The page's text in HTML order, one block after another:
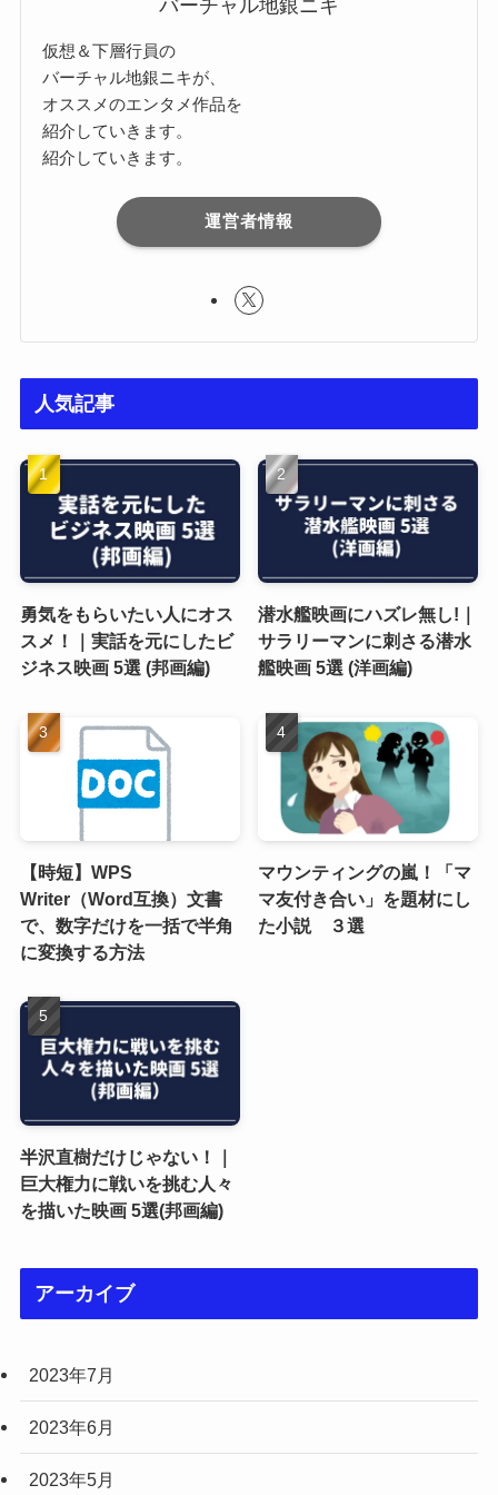
バーチャル地銀ニキ
仮想＆下層行員の
バーチャル地銀ニキが、
オススメのエンタメ作品を
紹介していきます。
紹介していきます。
運営者情報
人気記事
勇気をもらいたい人にオス
スメ！｜実話を元にしたビ
ジネス映画 5選 (邦画編)
潜水艦映画にハズレ無し!｜
サラリーマンに刺さる潜水
艦映画 5選 (洋画編)
【時短】WPS
Writer（Word互換）文書
で、数字だけを一括で半角
に変換する方法
マウンティングの嵐！「マ
マ友付き合い」を題材にし
た小説 ３選
半沢直樹だけじゃない！｜
巨大権力に戦いを挑む人々
を描いた映画 5選(邦画編)
アーカイブ
2023年7月
2023年6月
2023年5月